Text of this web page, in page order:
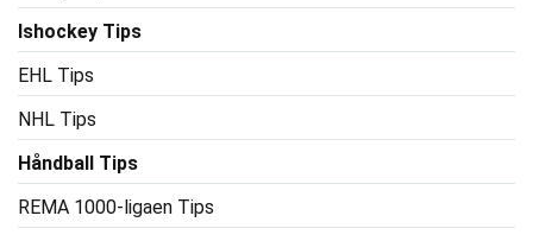
Ishockey Tips
EHL Tips
NHL Tips
Håndball Tips
REMA 1000-ligaen Tips